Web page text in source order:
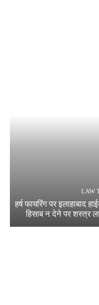
LAW
हर्ष फायरिंग पर इलाहाबाद
हिसाब न देने पर शस्त्र